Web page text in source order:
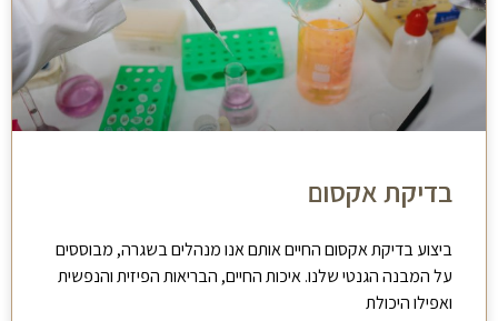
בדיקת אקסום
ביצוע בדיקת אקסום החיים אותם אנו מנהלים בשגרה, מבוססים
על המבנה הגנטי שלנו. איכות החיים, הבריאות הפיזית והנפשית
ואפילו היכולת